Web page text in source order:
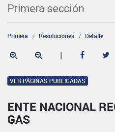
Primera sección
Primera Resoluciones Detalle
|
VER PÁGINAS PUBLICADAS
ENTE NACIONAL
GAS